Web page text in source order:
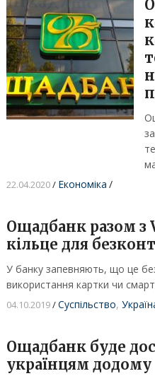
22.04.2020/ Економіка /
Ощадбанк разом з
кільце для
У банку запевняють, що це
використання картки чи
04.10.2019/Суспільство,
Ощадбанк буде
українцям додому